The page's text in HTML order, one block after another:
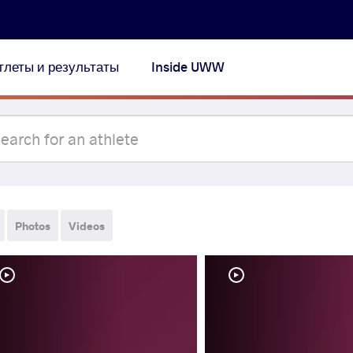
и результаты Inside UWW
Photos Videos